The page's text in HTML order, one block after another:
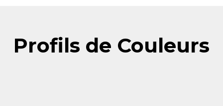
Profils de Couleurs